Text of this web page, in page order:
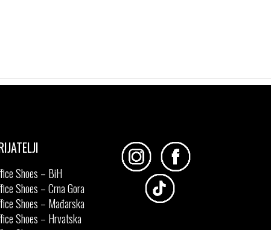
Shoes – BiH
Shoes – Crna Gora
Shoes – Mađarska
Shoes – Hrvatska